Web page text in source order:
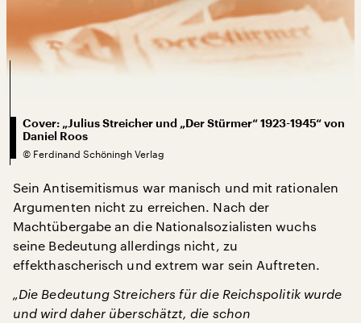
Cover: „Julius Streicher und „Der Stürmer“ 1923-1945“ von
Daniel Roos
© Ferdinand Schöningh Verlag
Sein Antisemitismus war manisch und mit rationalen
Argumenten nicht zu erreichen. Nach der
Machtübergabe an die Nationalsozialisten wuchs
seine Bedeutung allerdings nicht, zu
effekthascherisch und extrem war sein Auftreten.
„Die Bedeutung Streichers für die Reichspolitik wurde
und wird daher überschätzt, die schon